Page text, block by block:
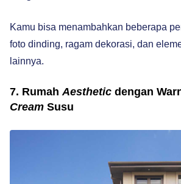
Kamu bisa menambahkan beberapa
foto dinding, ragam dekorasi, dan
lainnya.
7. RumahAesthetic dengan
Cream Susu